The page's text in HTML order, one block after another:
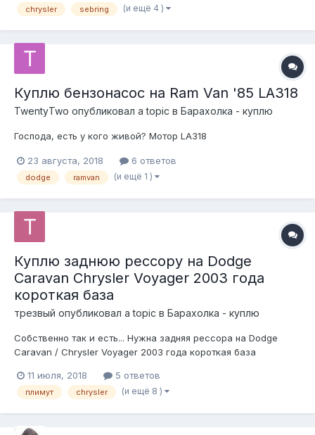
chrysler sebring (и ещё 4 )
Куплю бензонасос на Ram Van '85 LA318
TwentyTwo опубликовал a topic в Барахолка - куплю
Господа, есть у кого живой? Мотор LA318
23 августа, 2018 6 ответов
dodge ramvan (и ещё 1 )
Куплю заднюю рессору на Dodge
Caravan Chrysler Voyager 2003 года
короткая база
трезвый опубликовал a topic в Барахолка - куплю
Собственно так и есть... Нужна задняя рессора на Dodge
Caravan / Chrysler Voyager 2003 года короткая база
11 июля, 2018 5 ответов
плимут chrysler (и ещё 8 )